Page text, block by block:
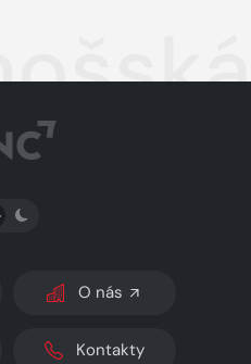
PŘEPNOUT SVĚTLÝ/TMAVÝ REŽIM
O nás
Kontakty